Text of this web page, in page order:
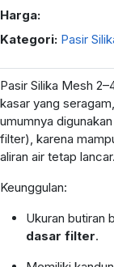
Harga:
Kategori: Pasir
Pasir Silika Mesh
kasar yang
umumnya
filter), karena
aliran air tetap lancar.
Keunggulan:
Ukuran butiran
dasar filter.